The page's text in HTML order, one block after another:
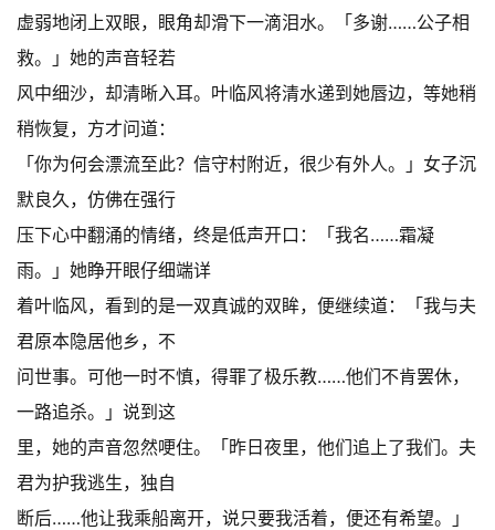
虚弱地闭上双眼，眼角却滑下一滴泪水。「多谢……公子相
救。」她的声音轻若
风中细沙，却清晰入耳。叶临风将清水递到她唇边，等她稍
稍恢复，方才问道：
「你为何会漂流至此？信守村附近，很少有外人。」女子沉
默良久，仿佛在强行
压下心中翻涌的情绪，终是低声开口：「我名……霜凝
雨。」她睁开眼仔细端详
着叶临风，看到的是一双真诚的双眸，便继续道：「我与夫
君原本隐居他乡，不
问世事。可他一时不慎，得罪了极乐教……他们不肯罢休，
一路追杀。」说到这
里，她的声音忽然哽住。「昨日夜里，他们追上了我们。夫
君为护我逃生，独自
断后……他让我乘船离开，说只要我活着，便还有希望。」